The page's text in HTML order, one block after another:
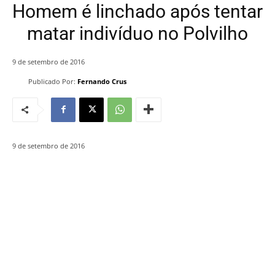
Homem é linchado após tentar
matar indivíduo no Polvilho
Publicado Por: Fernando Crus
9 de setembro de 2016
9 de setembro de 2016